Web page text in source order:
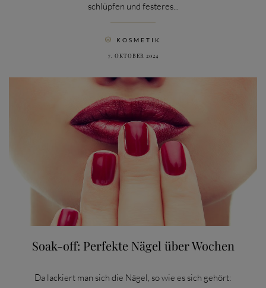
schlüpfen und festeres...
 KOSMETIK
7. OKTOBER 2024
Soak-off: Perfekte Nägel über Wochen
Da lackiert man sich die Nägel, so wie es sich gehört: